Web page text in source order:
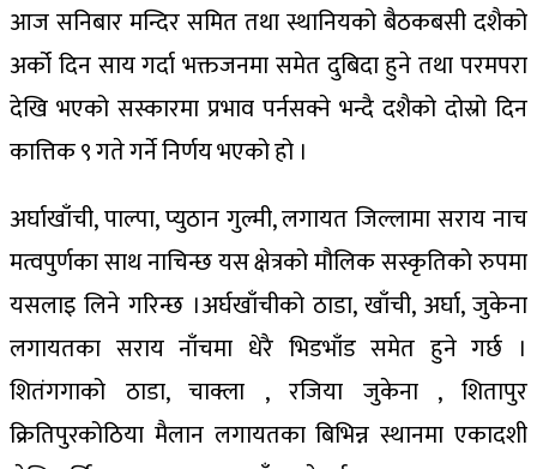
आजसनिबारमन्दिरसमिततथास्थानियकोबैठकबसीदशैको
अर्कोदिनसायगर्दाभक्तजनमासमेतदुबिदाहुनेतथापरमपरा
देखि भएको सस्कारमा प्रभाव पर्नसक्ने भन्दै दशैको दोस्रो दिन
कात्तिक९गतेगर्नेनिर्णयभएकोहो ।
अर्घाखाँची,पाल्पा,प्युठानगुल्मी,लगायतजिल्लामासरायनाच
मत्वपुर्णकासाथनाचिन्छयसक्षेत्रकोमौलिकसस्कृतिकोरुपमा
यसलाइ लिने गरिन्छ ।अर्घखाँचीको ठाडा,खाँची,अर्घा,जुकेना
लगायतका सराय नाँचमा धेरै भिडभाँड समेत हुने गर्छ ।
शितंगगाको ठाडा,चाक्ला , रजिया जुकेना,शितापुर
क्रितिपुरकोठिया मैलान लगायतका बिभिन्न स्थानमा एकादशी